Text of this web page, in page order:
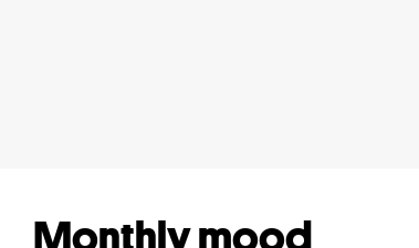
Monthly mood